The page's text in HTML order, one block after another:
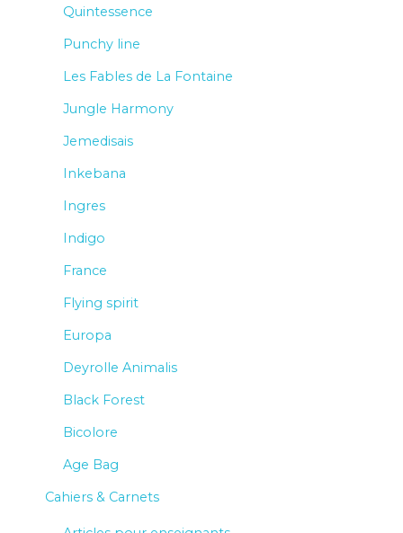
Quintessence
Punchy line
Les Fables de La Fontaine
Jungle Harmony
Jemedisais
Inkebana
Ingres
Indigo
France
Flying spirit
Europa
Deyrolle Animalis
Black Forest
Bicolore
Age Bag
Cahiers & Carnets